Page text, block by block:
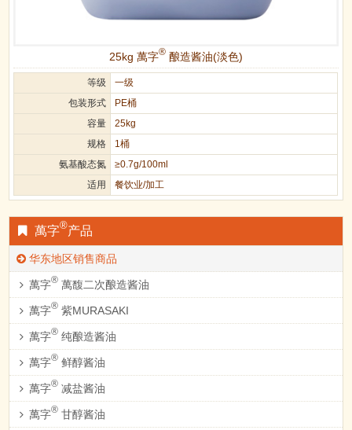
25kg 萬字® 酿造酱油(淡色)
等级 一级
包装形式 PE桶
容量 25kg
规格 1桶
氨基酸态氮 ≥0.7g/100ml
适用 餐饮业/加工
萬字®产品
华东地区销售商品
萬字® 萬馥二次酿造酱油
萬字® 紫MURASAKI
萬字® 纯酿造酱油
萬字® 鲜醇酱油
萬字® 减盐酱油
萬字® 甘醇酱油